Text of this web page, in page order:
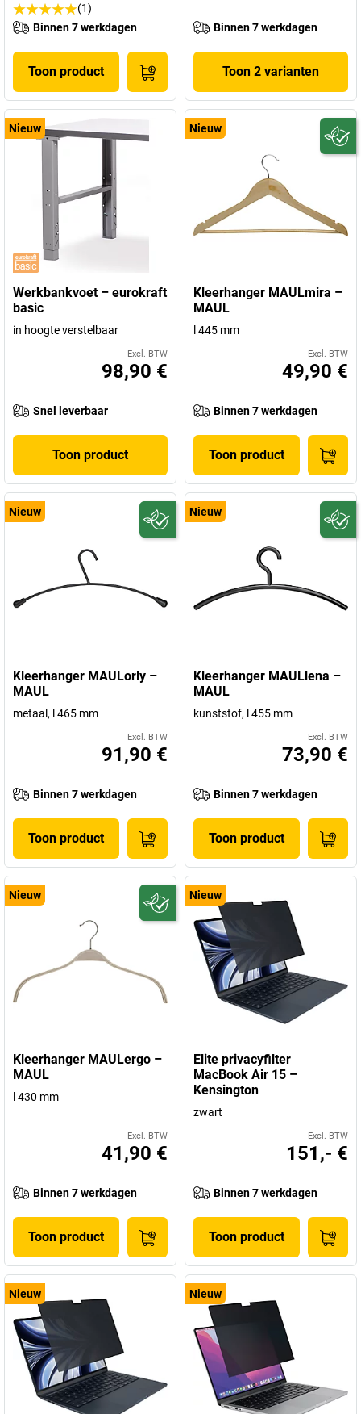
(1)
Binnen 7 werkdagen
Toon product
Binnen 7 werkdagen
Toon 2 varianten
Nieuw
Werkbankvoet – eurokraft
basic
in hoogte verstelbaar
Excl. BTW
98,90 €
Snel leverbaar
Toon product
Nieuw
Kleerhanger MAULmira –
MAUL
l 445 mm
Excl. BTW
49,90 €
Binnen 7 werkdagen
Toon product
Nieuw
Kleerhanger MAULorly –
MAUL
metaal, l 465 mm
Excl. BTW
91,90 €
Binnen 7 werkdagen
Toon product
Nieuw
Kleerhanger MAULlena –
MAUL
kunststof, l 455 mm
Excl. BTW
73,90 €
Binnen 7 werkdagen
Toon product
Nieuw
Kleerhanger MAULergo –
MAUL
l 430 mm
Excl. BTW
41,90 €
Binnen 7 werkdagen
Toon product
Nieuw
Elite privacyfilter
MacBook Air 15 –
Kensington
zwart
Excl. BTW
151,- €
Binnen 7 werkdagen
Toon product
Nieuw Nieuw